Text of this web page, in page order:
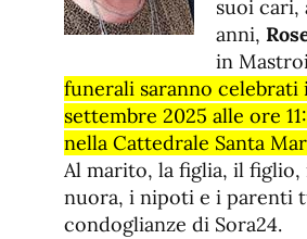
suoi cari,
anni,
in
funerali saranno celebrati
settembre 2025 alle ore
nella Cattedrale Santa
Al marito, la figlia, il figlio,
nuora, i nipoti e i parenti
condoglianze di Sora24.